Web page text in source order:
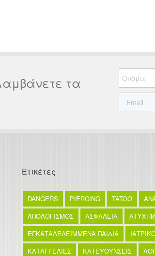
τα
Ετικέτες
DANGERS PIERCING TATOO
ΑΠΟΛΟΓΙΣΜΟΣ
ΑΣΦΑΛΕΙΑ
ΕΓΚΑΤΑΛΕΛΕΙΜΜΕΝΑ ΠΑΙΔΙΑ
ΚΑΤΑΓΓΕΛΙΕΣ
ΚΑΤΕΥΘΥΝΣΕΙΣ